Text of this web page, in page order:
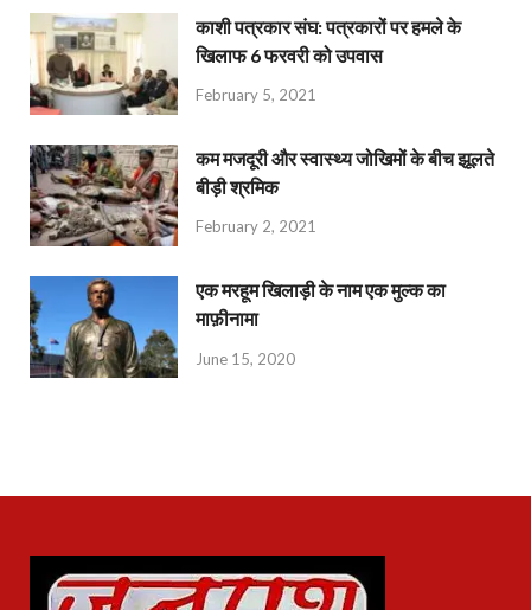
काशी पत्रकार संघ: पत्रकारों पर हमले के
खिलाफ 6 फरवरी को उपवास
February 5, 2021
कम मजदूरी और स्वास्थ्य जोखिमों के बीच झूलते
बीड़ी श्रमिक
February 2, 2021
एक मरहूम खिलाड़ी के नाम एक मुल्क का
माफ़ीनामा
June 15, 2020